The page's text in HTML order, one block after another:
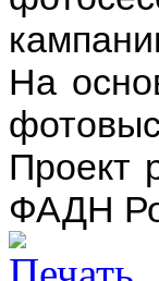
На
Проект
ФАДН